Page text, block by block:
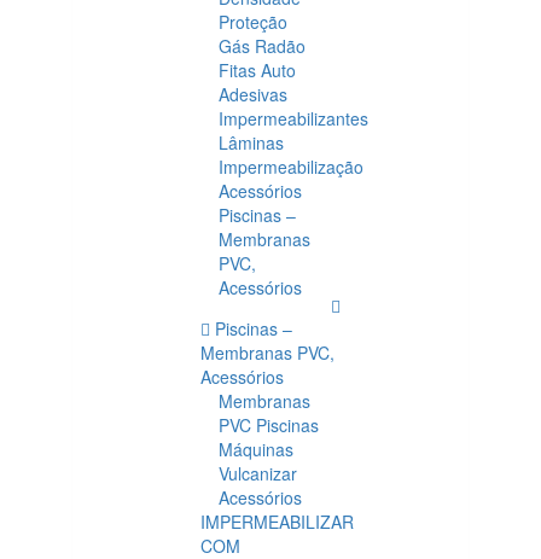
Proteção
Gás Radão
Fitas Auto
Adesivas
Impermeabilizantes
Lâminas
Impermeabilização
Acessórios
Piscinas –
Membranas
PVC,
Acessórios
Piscinas –
Membranas PVC,
Acessórios
Membranas
PVC Piscinas
Máquinas
Vulcanizar
Acessórios
IMPERMEABILIZAR
COM